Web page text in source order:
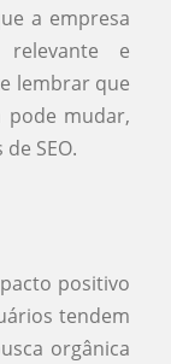
a empresa
e
lembrar que
mudar,
SEO.
positivo
tendem
orgânica